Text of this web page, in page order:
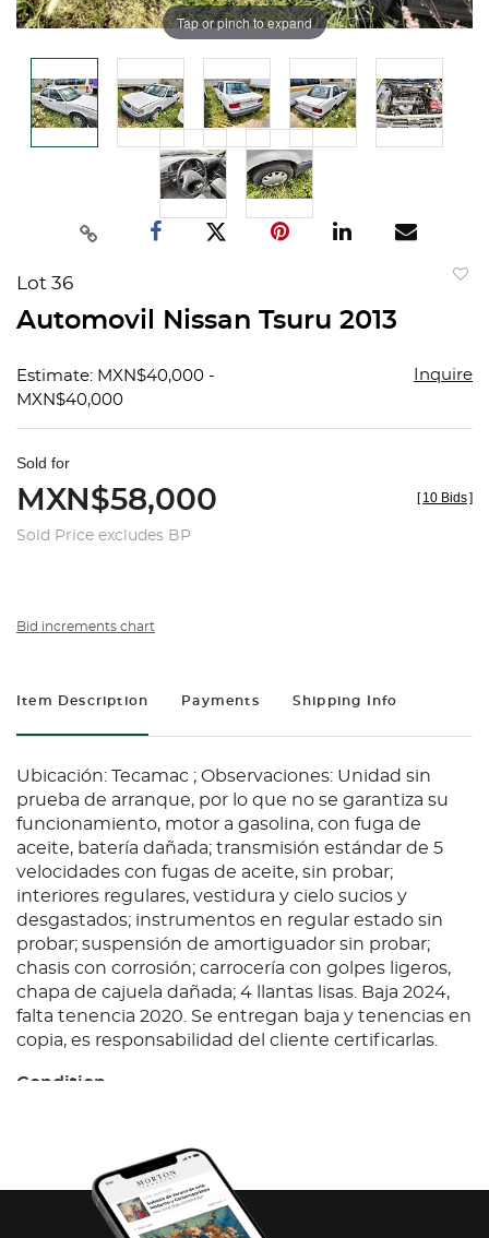
Tap or pinch to expand
Lot 36
Automovil Nissan Tsuru 2013
Estimate: MXN$40,000 -
MXN$40,000
Inquire
Sold for
MXN$58,000
Sold Price excludes BP
[ 10 Bids]
Bid increments chart
Item Description Payments Shipping Info
Ubicación: Tecamac ; Observaciones: Unidad sin
prueba de arranque, por lo que no se garantiza su
funcionamiento, motor a gasolina, con fuga de
aceite, batería dañada; transmisión estándar de 5
velocidades con fugas de aceite, sin probar;
interiores regulares, vestidura y cielo sucios y
desgastados; instrumentos en regular estado sin
probar; suspensión de amortiguador sin probar;
chasis con corrosión; carrocería con golpes ligeros,
chapa de cajuela dañada; 4 llantas lisas. Baja 2024,
falta tenencia 2020. Se entregan baja y tenencias en
copia, es responsabilidad del cliente certificarlas.
Condition
prueba de arranque, por lo que no se garantiza su
funcionamiento, motor a gasolina, con fuga de
aceite, batería dañada; transmisión estándar de 5
velocidades con fugas de aceite, sin probar;